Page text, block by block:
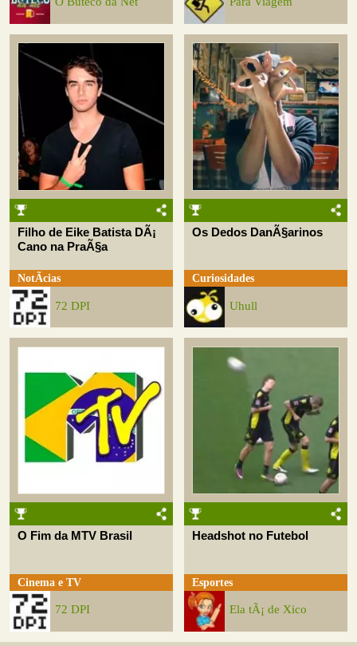
Filho de Eike Batista DÃ¡
Cano na PraÃ§a
NotÃ­cias
72 DPI
Os Dedos DanÃ§arinos
Curiosidades
Uhull
O Fim da MTV Brasil
Cinema e TV
72 DPI
Headshot no Futebol
Esportes
Ela tÃ¡ de Xico